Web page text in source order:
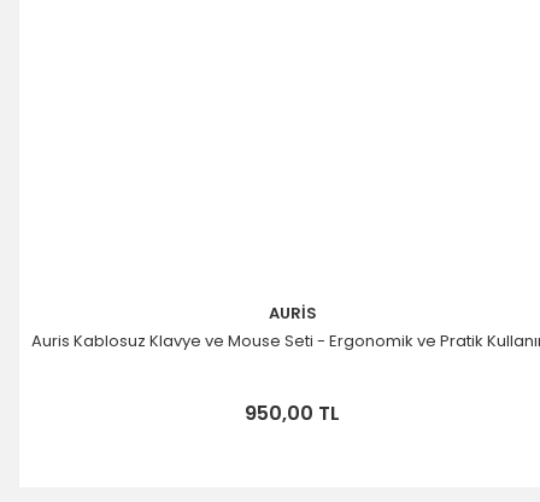
AURİS
Auris Kablosuz Klavye ve Mouse Seti - Ergonomik ve Pratik
950,00 TL